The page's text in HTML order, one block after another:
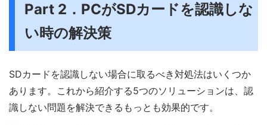
Part 2．PCがSDカードを認識しな
い時の解決策
SDカードを認識しない場合に取るべき対処法はいくつか
あります。これから紹介する5つのソリューションは、認
識しない問題を解決できるもっとも効果的です。